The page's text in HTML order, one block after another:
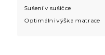
Sušení v sušičce
Optimální výška matrace